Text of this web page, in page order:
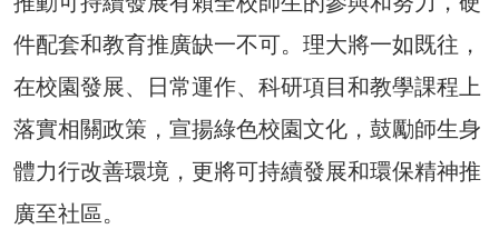
件配套和教育推廣缺一不可。理大將一如既往，
在校園發展、日常運作、科研項目和教學課程上
落實相關政策，宣揚綠色校園文化，鼓勵師生身
體力行改善環境，更將可持續發展和環保精神推
廣至社區。